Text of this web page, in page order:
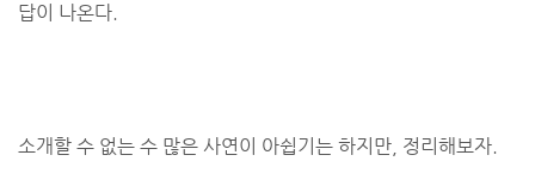
답이 나온다.
소개할 수 없는 수 많은 사연이 아쉽기는 하지만, 정리해보자.